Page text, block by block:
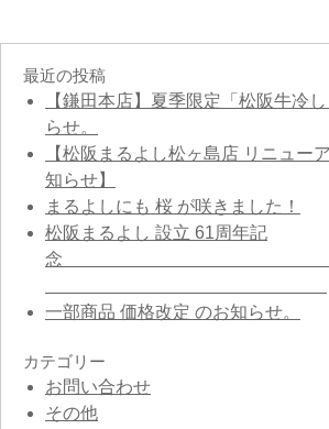
最近の投稿
【鎌田本店】夏季限定「松阪牛冷
らせ。
【松阪まるよし松ヶ島店 リニュー
知らせ】
まるよしにも 桜 が咲きました！
松阪まるよし 設立 61周年記
一部商品 価格改定 のお知らせ。
カテゴリー
お問い合わせ
その他